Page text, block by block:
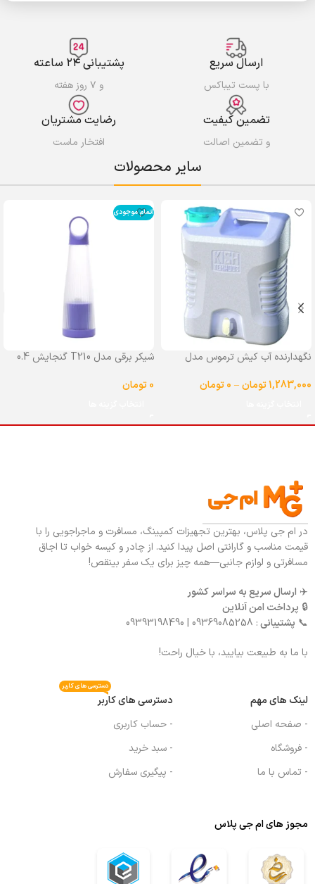
ارسال سریع
با پست تیباکس
پشتیبانی ۲۴ ساعته
و ۷ روز هفته
تضمین کیفیت
و تضمین اصالت
رضایت مشتریان
افتخار ماست
سایر محصولات
نگهدارنده آب کیش ترموس مدل
1,283,000تومان–
0تومان
اتمام موجودی
شیکر برقی مدل T210 گنجایش 0.4
0تومان
در ام جی پلاس، بهترین تجهیزات کمپینگ، مسافرت و ماجراجویی را با
قیمت مناسب و گارانتی اصل پیدا کنید. از چادر و کیسه خواب تا اجاق
مسافرتی و لوازم جانبی—همه چیز برای یک سفر بینقص!
✈️ ارسال سریع به سراسر کشور
🔒 پرداخت امن آنلاین
📞 پشتیبانی: 09369085258 | 09393198490
با ما به طبیعت بیایید، با خیال راحت!
لینک های مهم
- صفحه اصلی
- فروشگاه
- تماس با ما
دسترسی های کاربر
دسترسی های کاربر
- حساب کاربری
- سبد خرید
- پیگیری سفارش
مجوز های ام جی پلاس